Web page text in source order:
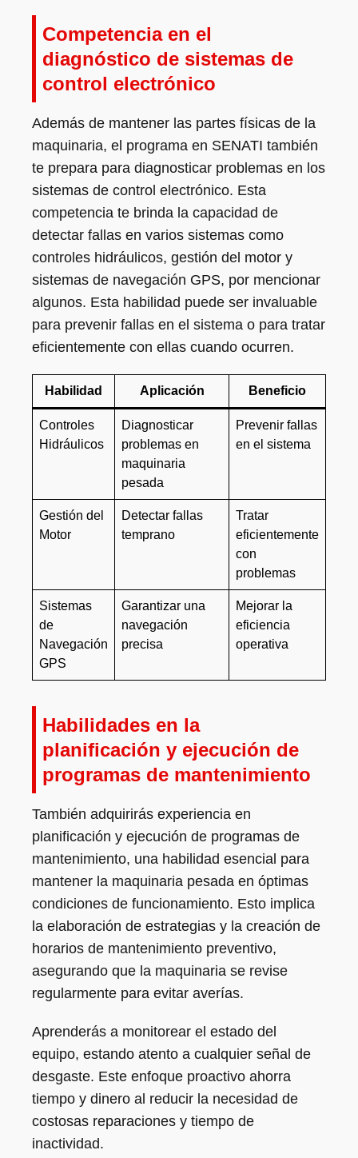
Competencia en el
diagnóstico de sistemas de
control electrónico
Además de mantener las partes físicas de la
maquinaria, el programa en SENATI también
te prepara para diagnosticar problemas en los
sistemas de control electrónico. Esta
competencia te brinda la capacidad de
detectar fallas en varios sistemas como
controles hidráulicos, gestión del motor y
sistemas de navegación GPS, por mencionar
algunos. Esta habilidad puede ser invaluable
para prevenir fallas en el sistema o para tratar
eficientemente con ellas cuando ocurren.
Habilidad Aplicación Beneficio
Controles
Hidráulicos
Diagnosticar
problemas en
maquinaria
pesada
Prevenir fallas
en el sistema
Gestión del
Motor
Detectar fallas
temprano
Tratar
eficientemente
con
problemas
Sistemas
de
Navegación
GPS
Garantizar una
navegación
precisa
Mejorar la
eficiencia
operativa
Habilidades en la
planificación y ejecución de
programas de mantenimiento
También adquirirás experiencia en
planificación y ejecución de programas de
mantenimiento, una habilidad esencial para
mantener la maquinaria pesada en óptimas
condiciones de funcionamiento. Esto implica
la elaboración de estrategias y la creación de
horarios de mantenimiento preventivo,
asegurando que la maquinaria se revise
regularmente para evitar averías.
Aprenderás a monitorear el estado del
equipo, estando atento a cualquier señal de
desgaste. Este enfoque proactivo ahorra
tiempo y dinero al reducir la necesidad de
costosas reparaciones y tiempo de
inactividad.